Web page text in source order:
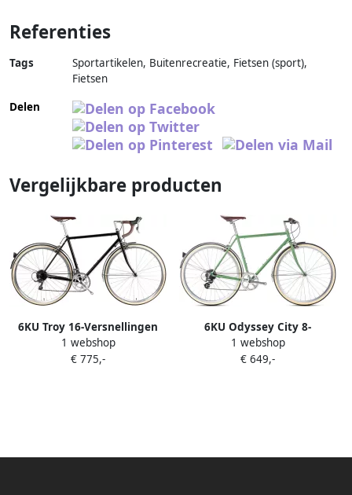
Referenties
Tags
Sportartikelen, Buitenrecreatie, Fietsen (sport),
Fietsen
Delen
Vergelijkbare producten
6KU Troy 16-Versnellingen
Stadsfiets Del Rey Black
1 webshop
€ 775,-
6KU Odyssey City 8-
Versnellingen Stadsfiets
Silverlake
1 webshop
€ 649,-